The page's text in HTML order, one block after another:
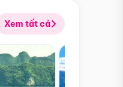
Xem tất cả